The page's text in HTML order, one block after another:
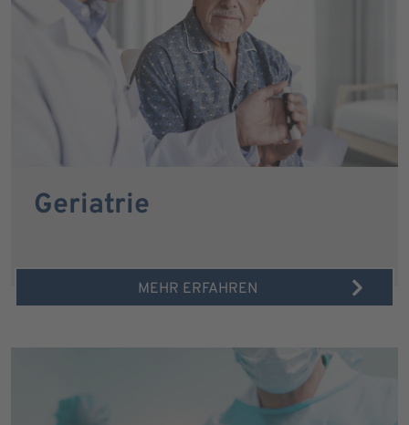
Geriatrie
MEHR ERFAHREN